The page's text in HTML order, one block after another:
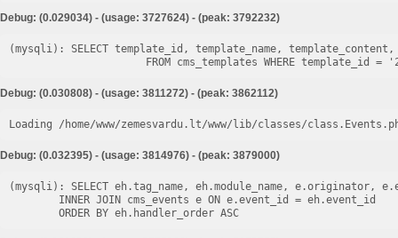
Debug: (0.029034) - (usage: 3727624) - (peak: 3792232)
(mysqli): SELECT template_id, template_name,
Debug: (0.030808) - (usage: 3811272) - (peak: 3862112)
Loading /home/www/zemesvardu.lt/www/lib/classes/
Debug: (0.032395) - (usage: 3814976) - (peak: 3879000)
(mysqli): SELECT eh.tag_name, eh.module_name, e.originator,